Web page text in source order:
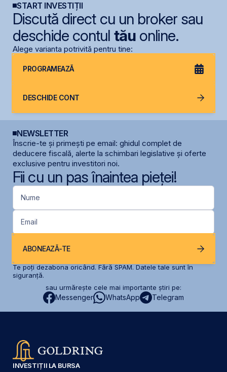
START INVESTIȚII
Discută direct cu un broker sau
deschide contul tăuonline.
Alege varianta potrivită pentru tine:
PROGRAMEAZĂ
DESCHIDE CONT
NEWSLETTER
Înscrie-te și primești pe email: ghidul complet de
deducere fiscală, alerte la schimbari legislative și oferte
exclusive pentru investitori noi.
Fii cu un pas înaintea pieței!
Nume
Email
ABONEAZĂ-TE
Te poți dezabona oricând. Fără SPAM. Datele tale sunt în
siguranță.
sau urmărește cele mai importante știri pe:
Messenger WhatsApp Telegram
INVESTIȚII LA BURSA